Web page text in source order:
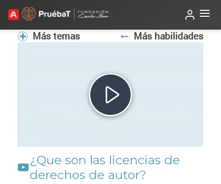
Más temas Más habilidades
Reproducir
¿Que son las licencias de
derechos de autor?
TutorIABeta